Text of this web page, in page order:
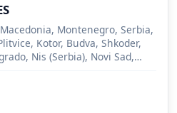
Montenegro, Serbia,
Kotor, Budva, Shkoder,
Nis (Serbia), Novi Sad,